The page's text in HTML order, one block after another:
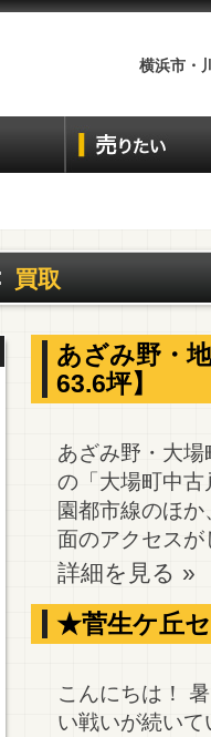
横浜市・
買取
あざみ野・
63.6坪】
あざみ野・大
の「大場町中
園都市線のほ
面のアクセス
詳細を見る »
★菅生ケ丘
こんにちは！
い戦いが続い